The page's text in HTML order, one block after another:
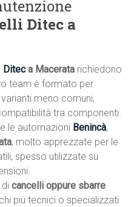
Ditec a
Diteca Macerata richiedono
team è formato per
meno comuni,
tra componenti.
le automazioni Benincà,
, molto apprezzate per le
spesso utilizzate su
dicancelli oppure sbarre
più tecnici o specializzati